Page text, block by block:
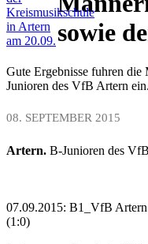
Kreismusikschule
in Artern
am 20.09. sowie
Gute Ergebnisse fuhren die
Junioren des VfB Artern ein.
08. SEPTEMBER 2015
Artern. B-Junioren des
07.09.2015: B1_VfB
(1:0)